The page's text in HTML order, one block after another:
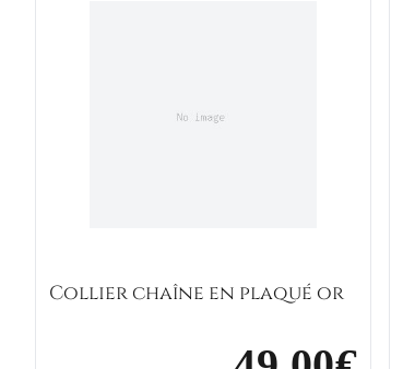
Collier chaîne en plaqué or